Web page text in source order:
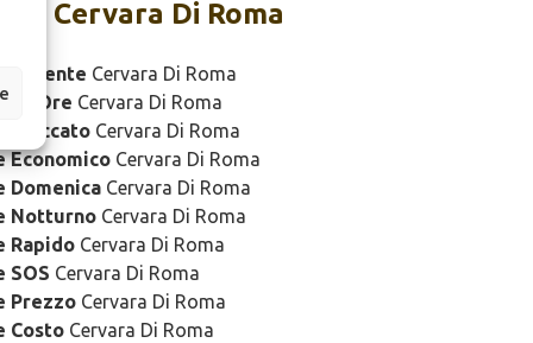
Cervara Di Roma
Urgente Cervara Di Roma
24 Ore Cervara Di Roma
BloccatoCervara Di Roma
EconomicoCervara Di Roma
DomenicaCervara Di Roma
NotturnoCervara Di Roma
RapidoCervara Di Roma
SOS Cervara Di Roma
PrezzoCervara Di Roma
CostoCervara Di Roma